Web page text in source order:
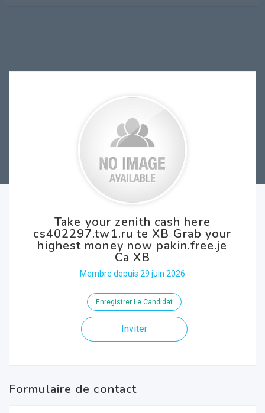
Take your zenith cash here
cs402297.tw1.ru te XB Grab your
highest money now pakin.free.je
Ca XB
Membre depuis 29 juin 2026
Enregistrer Le Candidat
Inviter
Formulaire de contact